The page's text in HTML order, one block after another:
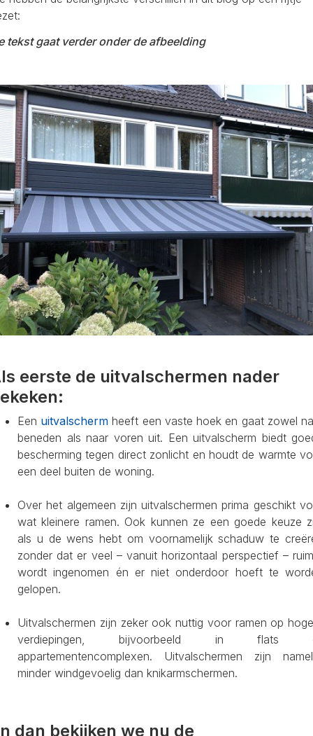
tekst gaat verder onder de afbeelding
eerste de uitvalschermen nader
Een uitvalscherm heeft een vaste hoek en gaat zowel
beneden als naar voren uit. Een uitvalscherm biedt
bescherming tegen direct zonlicht en houdt de warmte
een deel buiten de woning.
Over het algemeen zijn uitvalschermen prima geschikt
wat kleinere ramen. Ook kunnen ze een goede keuze
als u de wens hebt om voornamelijk schaduw te
zonder dat er veel – vanuit horizontaal perspectief –
wordt ingenomen én er niet onderdoor hoeft te
gelopen.
Uitvalschermen zijn zeker ook nuttig voor ramen op
verdiepingen, bijvoorbeeld in flats
appartementencomplexen. Uitvalschermen zijn
minder windgevoelig dan knikarmschermen.
dan bekijken we nu de